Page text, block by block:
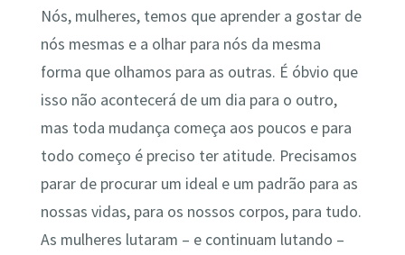
Nós, mulheres, temos que aprender a gostar de
nós mesmas e a olhar para nós da mesma
forma que olhamos para as outras. É óbvio que
isso não acontecerá de um dia para o outro,
mas toda mudança começa aos poucos e para
todo começo é preciso ter atitude. Precisamos
parar de procurar um ideal e um padrão para as
nossas vidas, para os nossos corpos, para tudo.
As mulheres lutaram – e continuam lutando –